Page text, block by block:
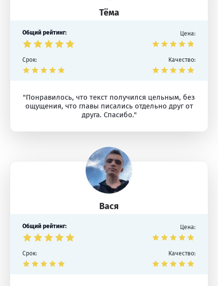
Тёма
Общий рейтинг: Цена:
Срок: Качество:
"Понравилось, что текст получился цельным, без
ощущения, что главы писались отдельно друг от
друга. Спасибо."
Вася
Общий рейтинг: Цена:
Срок: Качество: